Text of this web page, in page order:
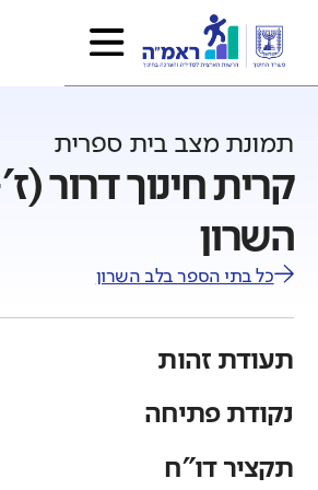
תמונת מצב בית ספרית
קרית חינוך דרור
השרון
כל בתי הספר בלב השרון
תעודת זהות
פיקוח
נקודת פתיחה
תקציר דו"ח